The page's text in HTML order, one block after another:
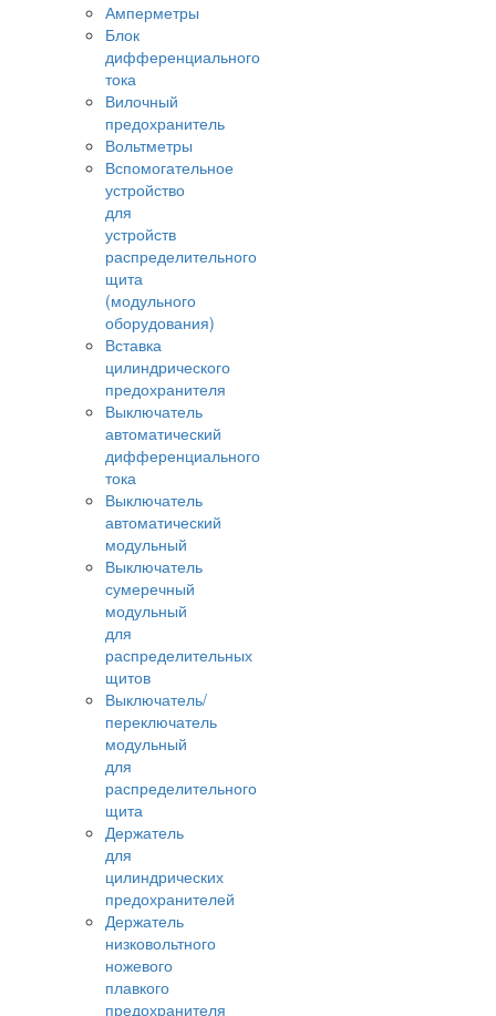
Амперметры
Блок
дифференциального
тока
Вилочный
предохранитель
Вольтметры
Вспомогательное
устройство
для
устройств
распределительного
щита
(модульного
оборудования)
Вставка
цилиндрического
предохранителя
Выключатель
автоматический
дифференциального
тока
Выключатель
автоматический
модульный
Выключатель
сумеречный
модульный
для
распределительных
щитов
Выключатель/
переключатель
модульный
для
распределительного
щита
Держатель
для
цилиндрических
предохранителей
Держатель
низковольтного
ножевого
плавкого
предохранителя